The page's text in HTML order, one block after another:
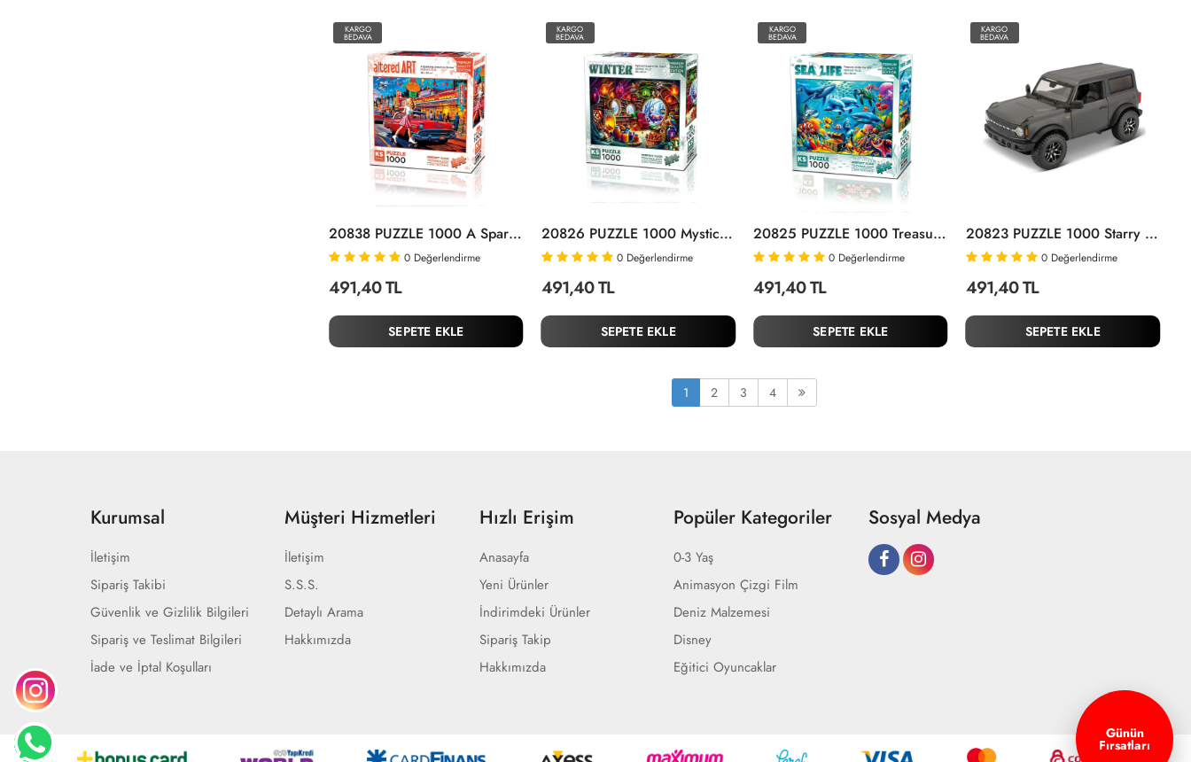
KARGO
BEDAVA
20838 PUZZLE 1000 A Sparkling American Dream
0 Değerlendirme
491,40 TL
SEPETE EKLE
KARGO
BEDAVA
20826 PUZZLE 1000 Mystical House In The Forest
0 Değerlendirme
491,40 TL
SEPETE EKLE
KARGO
BEDAVA
20825 PUZZLE 1000 Treasure Under The Sea
0 Değerlendirme
491,40 TL
SEPETE EKLE
KARGO
BEDAVA
20823 PUZZLE 1000 Starry Night Of Art
0 Değerlendirme
491,40 TL
SEPETE EKLE
1 2 3 4
Kurumsal
İletişim
Sipariş Takibi
Güvenlik ve Gizlilik Bilgileri
Sipariş ve Teslimat Bilgileri
İade ve İptal Koşulları
Müşteri Hizmetleri
İletişim
S.S.S.
Detaylı Arama
Hakkımızda
Hızlı Erişim
Anasayfa
Yeni Ürünler
İndirimdeki Ürünler
Sipariş Takip
Hakkımızda
Popüler Kategoriler
0-3 Yaş
Animasyon Çizgi Film
Deniz Malzemesi
Disney
Eğitici Oyuncaklar
Sosyal Medya
Günün
Fırsatları